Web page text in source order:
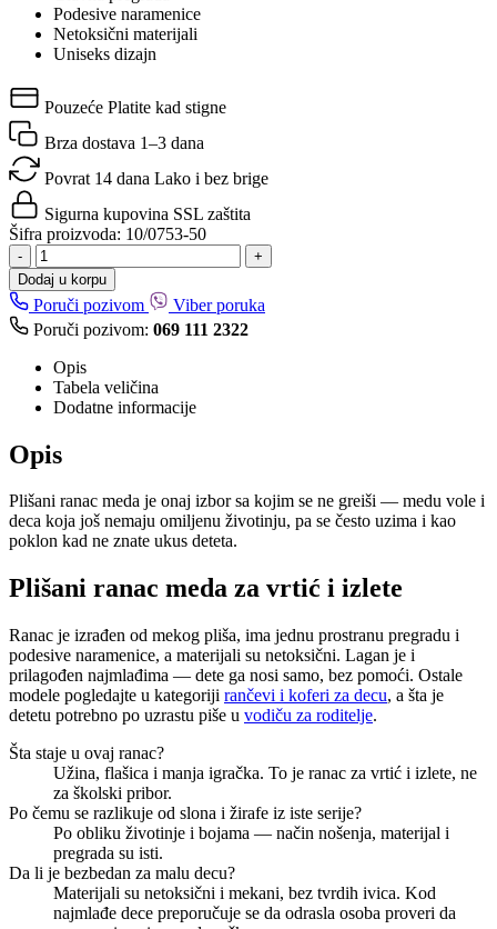
Podesive naramenice
Netoksični materijali
Uniseks dizajn
Pouzeće Platite kad stigne
Brza dostava 1–3 dana
Povrat 14 dana Lako i bez brige
Sigurna kupovina SSL zaštita
Šifra proizvoda: 10/0753-50
-
+
Dodaj u korpu
Poruči pozivom
Viber poruka
Poruči pozivom: 069 111 2322
Opis
Tabela veličina
Dodatne informacije
Opis
Plišani ranac meda je onaj izbor sa kojim se ne greiši — medu vole i
deca koja još nemaju omiljenu životinju, pa se često uzima i kao
poklon kad ne znate ukus deteta.
Plišani ranac meda za vrtić i izlete
Ranac je izrađen od mekog pliša, ima jednu prostranu pregradu i
podesive naramenice, a materijali su netoksični. Lagan je i
prilagođen najmlađima — dete ga nosi samo, bez pomoći. Ostale
modele pogledajte u kategoriji rančevi i koferi za decu, a šta je
detetu potrebno po uzrastu piše u vodiču za roditelje.
Šta staje u ovaj ranac?
Užina, flašica i manja igračka. To je ranac za vrtić i izlete, ne
za školski pribor.
Po čemu se razlikuje od slona i žirafe iz iste serije?
Po obliku životinje i bojama — način nošenja, materijal i
pregrada su isti.
Da li je bezbedan za malu decu?
Materijali su netoksični i mekani, bez tvrdih ivica. Kod
najmlađe dece preporučuje se da odrasla osoba proveri da